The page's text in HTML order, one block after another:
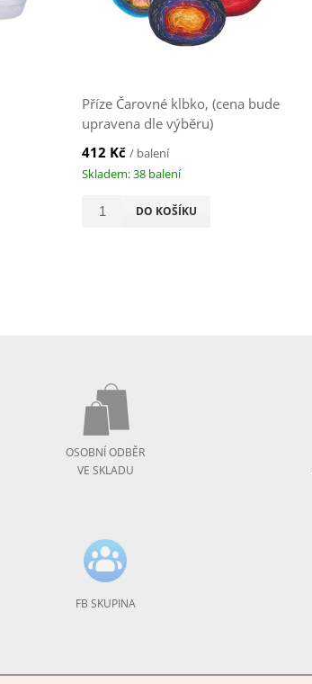
Příze Čarovné klbko, (cena bude
upravena dle výběru)
412 Kč/ balení
Skladem: 38 balení
DO KOŠÍKU
OSOBNÍ ODBĚR
VE SKLADU
FB SKUPINA